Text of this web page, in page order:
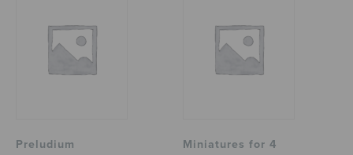
Preludium Miniatures for 4